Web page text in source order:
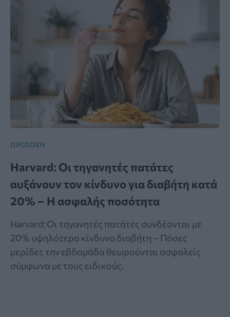
ΠΡΟΣΟΧΗ
Harvard: Οι τηγανητές πατάτες
αυξάνουν τον κίνδυνο για διαβήτη κατά
20% – Η ασφαλής ποσότητα
Harvard: Οι τηγανητές πατάτες συνδέονται με
20% υψηλότερο κίνδυνο διαβήτη – Πόσες
μερίδες την εβδομάδα θεωρούνται ασφαλείς
σύμφωνα με τους ειδικούς.